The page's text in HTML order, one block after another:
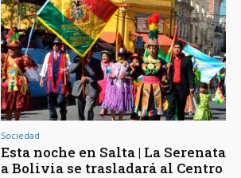
Sociedad
Esta noche en Salta | La Serenata
a Bolivia se trasladará al Centro